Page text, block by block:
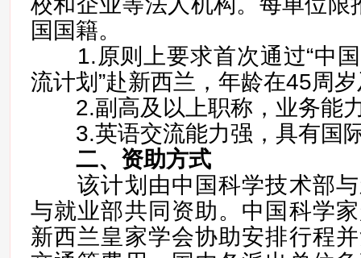
国国籍。
1.原则上要求首次通过“中
流计划”赴新西兰，年龄在45周
2.副高及以上职称，业务能
3.英语交流能力强，具有国
二、资助方式
该计划由中国科学技术部与
与就业部共同资助。中国科学
新西兰皇家学会协助安排行程